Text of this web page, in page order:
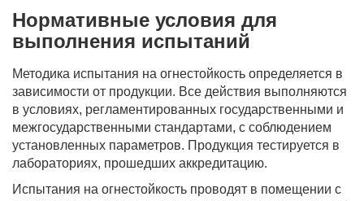
Нормативные условия для
выполнения испытаний
Методика испытания на огнестойкость определяется в
зависимости от продукции. Все действия выполняются
в условиях, регламентированных государственными и
межгосударственными стандартами, с соблюдением
установленных параметров. Продукция тестируется в
лабораториях, прошедших аккредитацию.
Испытания на огнестойкость проводят в помещении с